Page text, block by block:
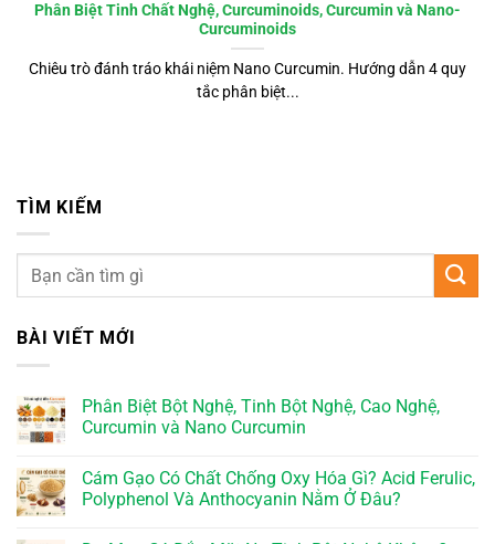
Phân Biệt Tinh Chất Nghệ, Curcuminoids, Curcumin và Nano-
Curcuminoids
Chiêu trò đánh tráo khái niệm Nano Curcumin. Hướng dẫn 4 quy
tắc phân biệt...
TÌM KIẾM
BÀI VIẾT MỚI
Phân Biệt Bột Nghệ, Tinh Bột Nghệ, Cao Nghệ,
Curcumin và Nano Curcumin
Cám Gạo Có Chất Chống Oxy Hóa Gì? Acid Ferulic,
Polyphenol Và Anthocyanin Nằm Ở Đâu?